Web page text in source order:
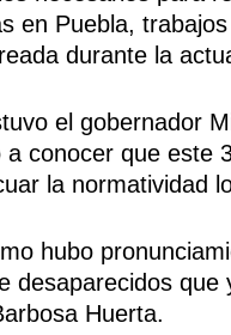
en Puebla,
durante la
el gobernador
a conocer que este
la normatividad
hubo
desaparecidos que
Huerta.